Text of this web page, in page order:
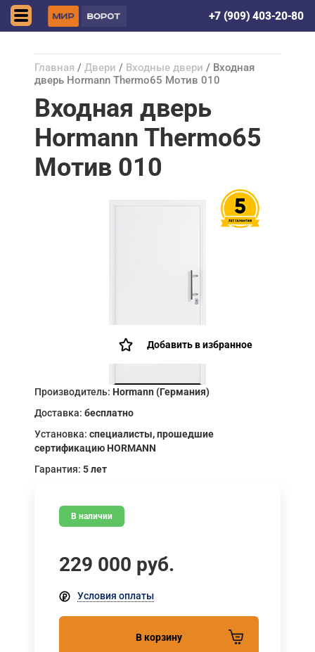
+7 (909) 403-20-80
Главная / Двери / Входные двери / Входная
дверь Hormann Thermo65 Мотив 010
Входная дверь
Hormann Thermo65
Мотив 010
Добавить в избранное
Производитель: Hormann (Германия)
Доставка: бесплатно
Установка: специалисты, прошедшие
сертификацию HORMANN
Гарантия: 5 лет
В наличии
229 000 руб.
Условия оплаты
В корзину